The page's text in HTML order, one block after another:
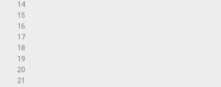
14
15
16
17
18
19
20
21